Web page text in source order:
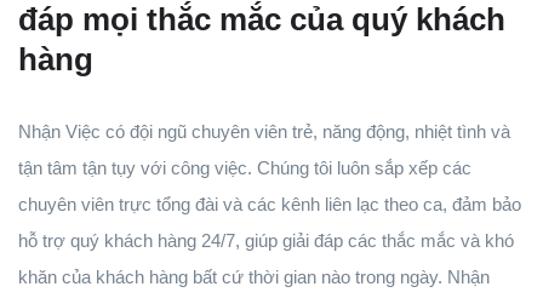
đáp mọi thắc mắc của quý khách
hàng
Nhận Việc có đội ngũ chuyên viên trẻ, năng động, nhiệt tình và
tận tâm tận tụy với công việc. Chúng tôi luôn sắp xếp các
chuyên viên trực tổng đài và các kênh liên lạc theo ca, đảm bảo
hỗ trợ quý khách hàng 24/7, giúp giải đáp các thắc mắc và khó
khăn của khách hàng bất cứ thời gian nào trong ngày. Nhận